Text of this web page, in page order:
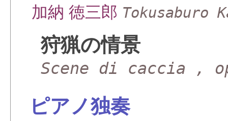
加納 徳三郎 Tokusaburo
狩猟の情景
Scene di caccia ,
ピアノ独奏